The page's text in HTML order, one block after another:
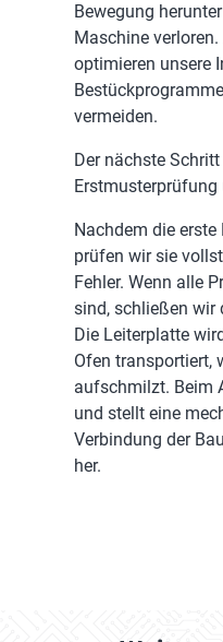
Bewegung
Maschine
optimieren unsere
vermeiden.
Der nächste
Erstmusterprüfung
Nachdem die
prüfen wir sie
Fehler. Wenn alle
sind, schließen wir
Die Leiterplatte
Ofen transportiert,
aufschmilzt. Beim
und stellt eine
Verbindung der
her.